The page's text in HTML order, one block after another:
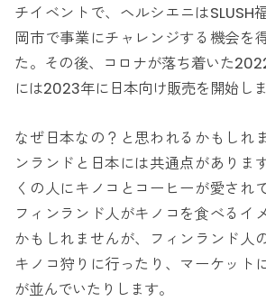
チイベントで、ヘルシエニはSLUSH
岡市で事業にチャレンジする機会を
た。その後、コロナが落ち着いた
には2023年に日本向け販売を開始しま
なぜ日本なの？と思われるかもしれ
ンランドと日本には共通点がありま
くの人にキノコとコーヒーが愛され
フィンランド人がキノコを食べるイ
かもしれませんが、フィンランド人
キノコ狩りに行ったり、マーケット
が並んでいたりします。